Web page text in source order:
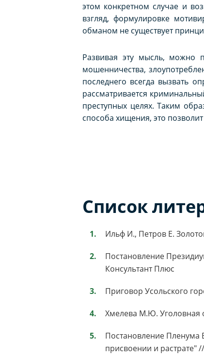
этом конкретном случае и
взгляд, формулировке
обманом не существует
Развивая эту мысль, можно
мошенничества,
последнего всегда вызвать
рассматривается
преступных целях. Таким
способа хищения, это
Список
Ильф И., Петров Е.
Постановление
Консультант Плюс
Приговор Усольского
Хмелева М.Ю. Уголовная
Постановление Пленума
присвоении и растрате"